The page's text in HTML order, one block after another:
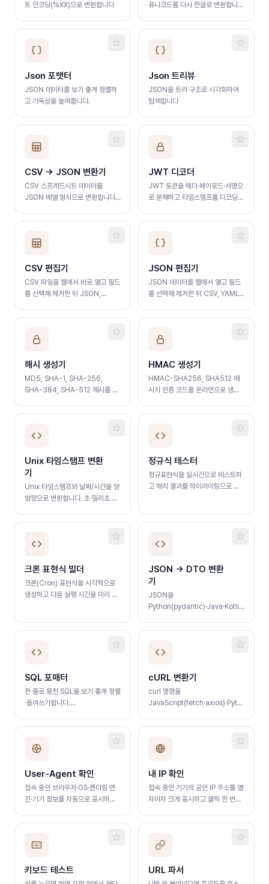
트 인코딩(%XX)으로 변환합니다
퓨니코드를 다시 한글로 변환합니
로 변환
Json 포맷터
JSON 데이터를 보기 좋게 정렬하
고 가독성을 높여줍니다.
Json 트리뷰
JSON을 트리 구조로 시각화하여
탐색합니다
CSV → JSON 변환기
CSV 스프레드시트 데이터를
JSON 배열 형식으로 변환합니다.
JWT 디코더
JWT 토큰을 헤더·페이로드·서명으
로 분해하고 타임스탬프를 디코딩합
CSV 편집기
CSV 파일을 웹에서 바로 열고 필드
를 선택해 제거한 뒤 JSON,
JSON 편집기
JSON 데이터를 웹에서 열고 필드
를 선택해 제거한 뒤 CSV, YAML,
해시 생성기
MD5, SHA-1, SHA-256,
SHA-384, SHA-512 해시를 온
지원
HMAC 생성기
HMAC-SHA256, SHA512 메
시지 인증 코드를 온라인으로 생성
Unix 타임스탬프 변환
기
Unix 타임스탬프와 날짜/시간을 양
방향으로 변환합니다. 초·밀리초 자
정규식 테스터
정규표현식을 실시간으로 테스트하
고 매치 결과를 하이라이팅으로 확
크론 표현식 빌더
크론(Cron) 표현식을 시각적으로
생성하고 다음 실행 시간을 미리 확
JSON → DTO 변환
기
JSON을
Python(pydantic)·Java·Kotlin·C#
편집 시 실시간 양방향 동기화
SQL 포매터
한 줄로 뭉친 SQL을 보기 좋게 정렬
·들여쓰기합니다.
방언 지원
cURL 변환기
curl 명령을
User-Agent 확인
접속 중인 브라우저·OS·렌더링 엔
진·기기 정보를 자동으로 표시하고,
분석합니다
내 IP 확인
접속 중인 기기의 공인 IP 주소를 열
자마자 크게 표시하고 클릭 한 번으
키보드 테스트 URL 파서